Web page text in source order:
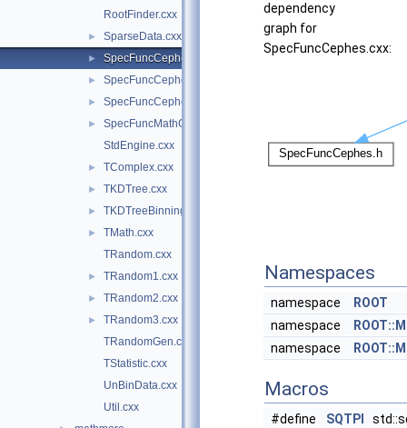
RootFinder.cxx
► SparseData.cxx
► SpecFuncCephes.cxx
► SpecFuncCephes.h
► SpecFuncCephesInv.cxx
►
SpecFuncMathCore.cxx
StdEngine.cxx
► TComplex.cxx
► TKDTree.cxx
► TKDTreeBinning.cxx
►
TMath.cxx
TRandom.cxx
► TRandom1.cxx
► TRandom2.cxx
►
TRandom3.cxx
TRandomGen.cxx
TStatistic.cxx
UnBinData.cxx
Util.cxx
dependency
graph for
SpecFuncCephes.cxx:
Namespaces
namespace
ROOT
namespace
namespace
Macros
#define SQTPI